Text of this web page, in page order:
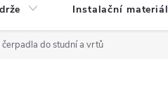
Instalační materiál
do studní a vrtů